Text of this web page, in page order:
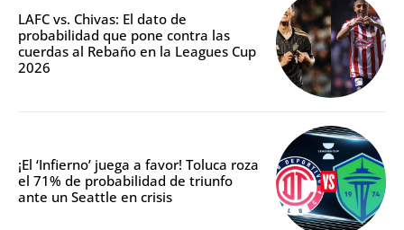
LAFC vs. Chivas: El dato de
probabilidad que pone contra las
cuerdas al Rebaño en la Leagues Cup
2026
¡El ‘Infierno’ juega a favor! Toluca roza
el 71% de probabilidad de triunfo
ante un Seattle en crisis